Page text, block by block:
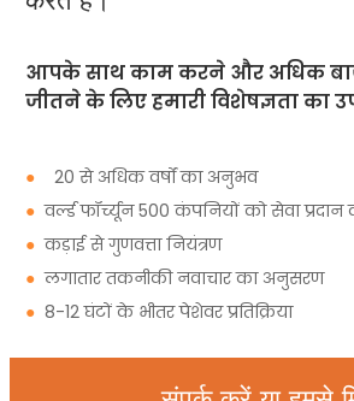
आपके साथ काम करने और अधिक
जीतने के लिए हमारी विशेषज्ञता का
●
20 से अधिक वर्षों का अनुभव
●वर्ल्ड फॉर्च्यून 500 कंपनियों को सेवा प्रदान
●कड़ाई से गुणवत्ता नियंत्रण
●लगातार तकनीकी नवाचार का अनुसरण
●8-12 घंटों के भीतर पेशेवर प्रतिक्रिया